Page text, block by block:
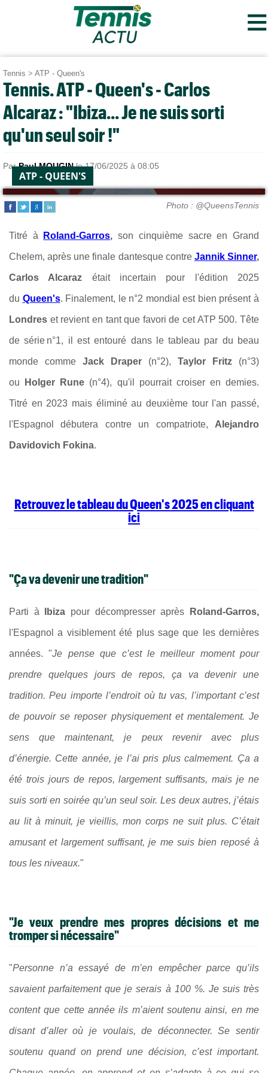
≡
Tennis > ATP - Queen's
Tennis. ATP - Queen's - Carlos
Alcaraz : "Ibiza... Je ne suis sorti
qu'un seul soir !"
ParPaul MOUGINle 17/06/2025 à 08:05
ATP - QUEEN'S
Photo : @QueensTennis
Titré à Roland-Garros, son cinquième sacre en Grand
Chelem, après une finale dantesque contre Jannik Sinner,
Carlos Alcaraz était incertain pour l'édition 2025
du Queen's. Finalement, le n°2 mondial est bien présent à
Londres et revient en tant que favori de cet ATP 500. Tête
de série n°1, il est entouré dans le tableau par du beau
monde comme Jack Draper (n°2), Taylor Fritz (n°3)
ou Holger Rune (n°4), qu'il pourrait croiser en demies.
Titré en 2023 mais éliminé au deuxième tour l'an passé,
l'Espagnol débutera contre un compatriote, Alejandro
Davidovich Fokina.
Retrouvez le tableau du Queen's 2025 en cliquant
ici
"Ça va devenir une tradition"
Parti à Ibiza pour décompresser après Roland-Garros,
l'Espagnol a visiblement été plus sage que les dernières
années. "Je pense que c’est le meilleur moment pour
prendre quelques jours de repos, ça va devenir une
tradition. Peu importe l’endroit où tu vas, l’important c’est
de pouvoir se reposer physiquement et mentalement. Je
sens que maintenant, je peux revenir avec plus
d’énergie. Cette année, je l’ai pris plus calmement. Ça a
été trois jours de repos, largement suffisants, mais je ne
suis sorti en soirée qu’un seul soir. Les deux autres, j’étais
au lit à minuit, je vieillis, mon corps ne suit plus. C’était
amusant et largement suffisant, je me suis bien reposé à
tous les niveaux."
"Je veux prendre mes propres décisions et me
tromper si nécessaire"
"Personne n’a essayé de m’en empêcher parce qu’ils
savaient parfaitement que je serais à 100 %. Je suis très
content que cette année ils m’aient soutenu ainsi, en me
disant d’aller où je voulais, de déconnecter. Se sentir
soutenu quand on prend une décision, c’est important.